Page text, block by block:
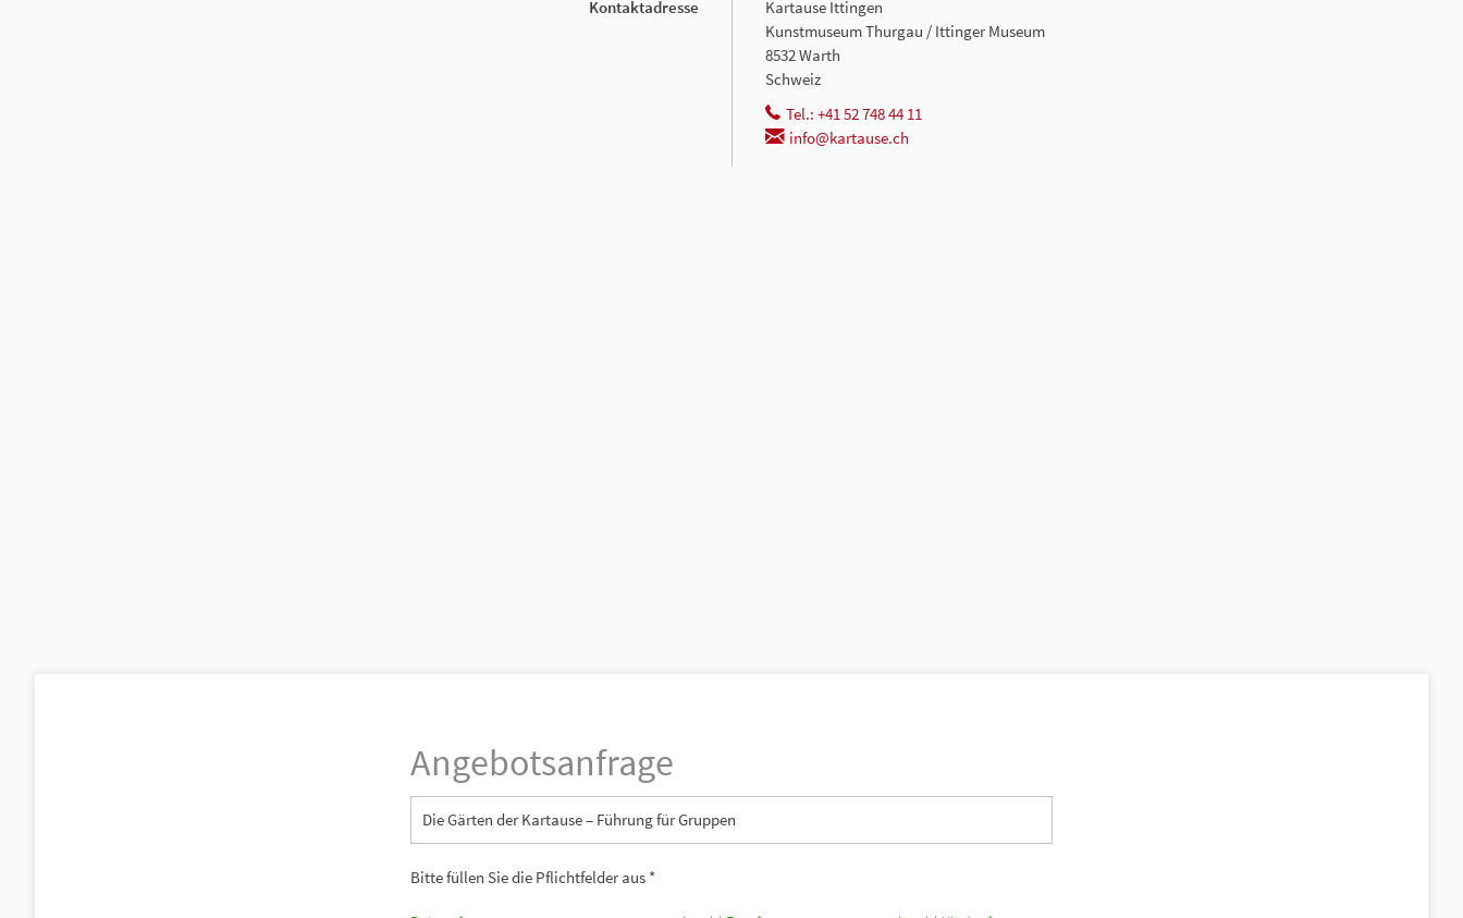
Kontaktadresse
Kartause Ittingen
Kunstmuseum Thurgau / Ittinger Museum
8532 Warth
Schweiz
Tel.: +41 52 748 44 11
info@kartause.ch
Angebotsanfrage
Die Gärten der Kartause – Führung für Gruppen
Bitte füllen Sie die Pflichtfelder aus *